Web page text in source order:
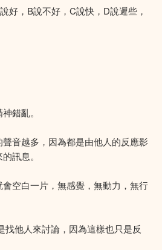
好，B說不好，C說快，D說遲些，
錯亂。
音越多，因為都是由他人的反應影
訊息。
空白一片，無感覺，無動力，無行
找他人來討論，因為這樣也只是反